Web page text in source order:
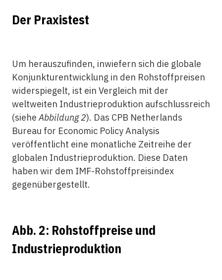
Der Praxistest
Um herauszufinden, inwiefern sich die globale
Konjunkturentwicklung in den Rohstoffpreisen
widerspiegelt, ist ein Vergleich mit der
weltweiten Industrieproduktion aufschlussreich
(sieheAbbildung 2). Das CPB Netherlands
Bureau for Economic Policy Analysis
veröffentlicht eine monatliche Zeitreihe der
globalen Industrieproduktion. Diese Daten
haben wir dem IMF-Rohstoffpreisindex
gegenübergestellt.
Abb. 2: Rohstoffpreise und
Industrieproduktion